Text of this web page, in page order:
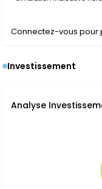
Connectez-vous pour
Investissement
Analyse